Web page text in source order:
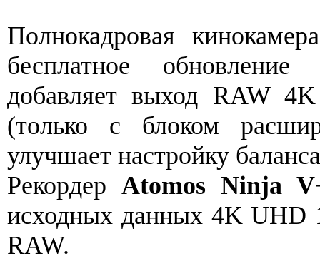
Полнокадровая
бесплатное
добавляет выход RAW
(только с блоком
улучшает настройку
Рекордер Atomos Ninja
исходных данных 4K UHD
RAW.